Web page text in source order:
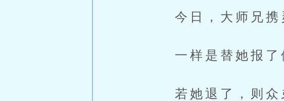
今日，大师兄携灵
一样是替她报了
若她退了，则众弟